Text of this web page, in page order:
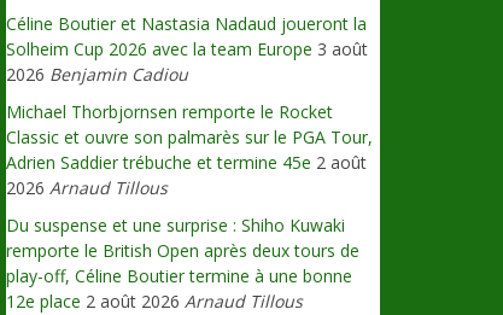
Céline Boutier et Nastasia Nadaud joueront la
Solheim Cup 2026 avec la team Europe 3 août
2026 Benjamin Cadiou
Michael Thorbjornsen remporte le Rocket
Classic et ouvre son palmarès sur le PGA Tour,
Adrien Saddier trébuche et termine 45e 2 août
2026 Arnaud Tillous
Du suspense et une surprise : Shiho Kuwaki
remporte le British Open après deux tours de
play-off, Céline Boutier termine à une bonne
12e place 2 août 2026 Arnaud Tillous